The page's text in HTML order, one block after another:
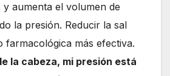
y aumenta el volumen de
la presión. Reducir la sal
farmacológica más efectiva.
la cabeza, mi presión está